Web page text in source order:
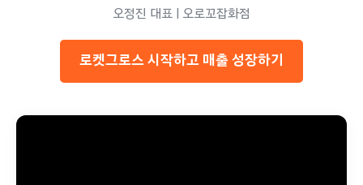
오정진 대표 | 오로꼬잡화점
로켓그로스 시작하고 매출 성장하기